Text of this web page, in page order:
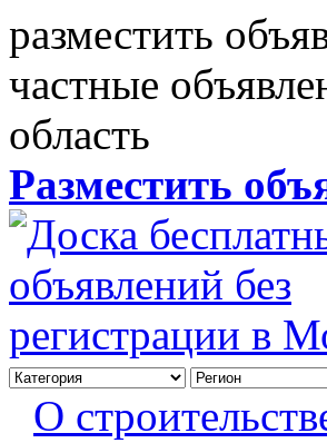
разместить
частные
область
Разместить
О